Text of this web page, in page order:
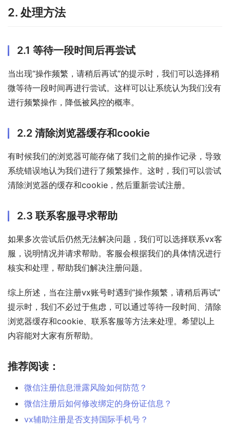
2. 处理方法
2.1 等待一段时间后再尝试
当出现“操作频繁，请稍后再试”的提示时，我们可以选择稍
微等待一段时间再进行尝试。这样可以让系统认为我们没有
进行频繁操作，降低被风控的概率。
2.2 清除浏览器缓存和cookie
有时候我们的浏览器可能存储了我们之前的操作记录，导致
系统错误地认为我们进行了频繁操作。这时，我们可以尝试
清除浏览器的缓存和cookie，然后重新尝试注册。
2.3 联系客服寻求帮助
如果多次尝试后仍然无法解决问题，我们可以选择联系vx客
服，说明情况并请求帮助。客服会根据我们的具体情况进行
核实和处理，帮助我们解决注册问题。
综上所述，当在注册vx账号时遇到“操作频繁，请稍后再试”
提示时，我们不必过于焦虑，可以通过等待一段时间、清除
浏览器缓存和cookie、联系客服等方法来处理。希望以上
内容能对大家有所帮助。
推荐阅读：
微信注册信息泄露风险如何防范？
微信注册后如何修改绑定的身份证信息？
vx辅助注册是否支持国际手机号？